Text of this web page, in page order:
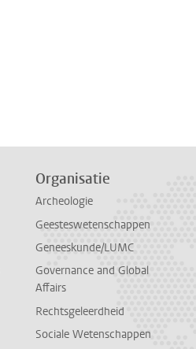
Organisatie
Archeologie
Geesteswetenschappen
Geneeskunde/LUMC
Governance and Global
Affairs
Rechtsgeleerdheid
Sociale Wetenschappen